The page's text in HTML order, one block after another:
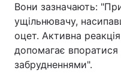
Вони зазначають:
ущільнювачу,
оцет. Активна
допомагає
забрудненнями".